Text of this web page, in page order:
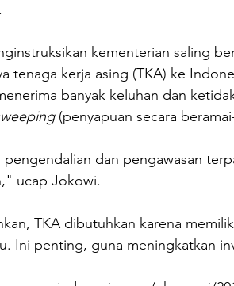
kementerian saling
tenaga kerja asing (TKA) ke
banyak keluhan dan
(penyapuan secara
dan pengawasan
ucap Jokowi.
TKA dibutuhkan karena
Ini penting, guna meningkatkan